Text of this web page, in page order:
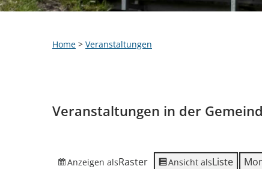
Home > Veranstaltungen
Veranstaltungen in der
Anzeigen alsRaster Ansicht alsListe